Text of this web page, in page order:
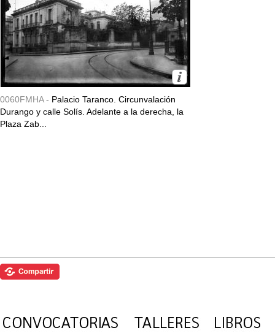
0060FMHA - Palacio Taranco. Circunvalación
Durango y calle Solís. Adelante a la derecha, la
Plaza Zab...